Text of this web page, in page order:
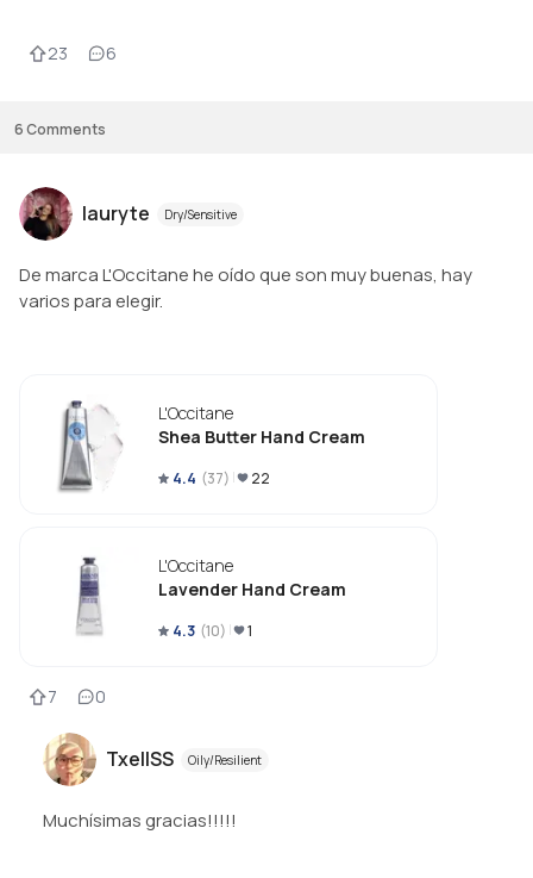
23 6
6Comments
lauryte Dry/Sensitive
De marca L'Occitane he oído que son muy buenas, hay
varios para elegir.
L'Occitane
Shea Butter Hand Cream
4.4 (37) 22
L'Occitane
Lavender Hand Cream
4.3 (10) 1
7 0
TxellSS Oily/Resilient
Muchísimas gracias!!!!!